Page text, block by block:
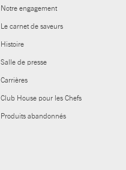
Notre engagement
Le carnet de saveurs
Histoire
Salle de presse
Carrières
Club House pour les Chefs
Produits abandonnés